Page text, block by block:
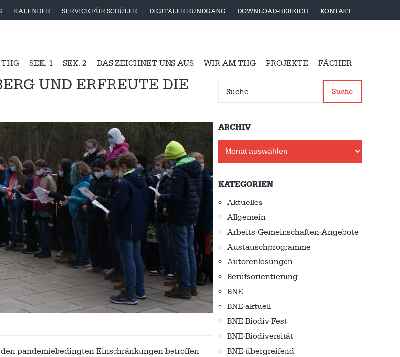
KALENDER SERVICE FÜR SCHÜLER DIGITALER RUNDGANG DOWNLOAD-BEREICH KONTAKT
THG SEK. 1 SEK. 2 DAS ZEICHNET UNS AUS WIR AM THG PROJEKTE FÄCHER
UND ERFREUTE DIE
pandemiebedingten Einschränkungen betroffen
Suche
ARCHIV
KATEGORIEN
Aktuelles
Allgemein
Arbeits-Gemeinschaften-Angebote
Austausch­programme
Autorenlesungen
Berufsorientierung
BNE
BNE-aktuell
BNE-Biodiv-Fest
BNE-Biodiversität
BNE-übergreifend